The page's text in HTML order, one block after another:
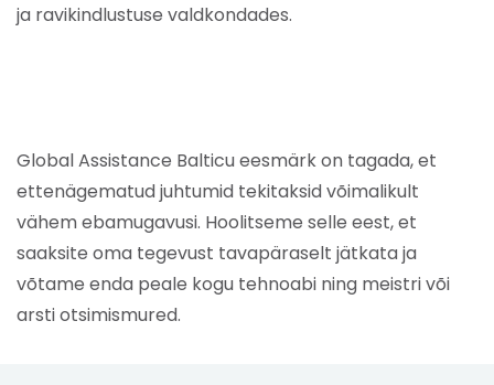
ja ravikindlustuse valdkondades.
Global Assistance Balticu eesmärk on tagada, et
ettenägematud juhtumid tekitaksid võimalikult
vähem ebamugavusi. Hoolitseme selle eest, et
saaksite oma tegevust tavapäraselt jätkata ja
võtame enda peale kogu tehnoabi ning meistri või
arsti otsimismured.